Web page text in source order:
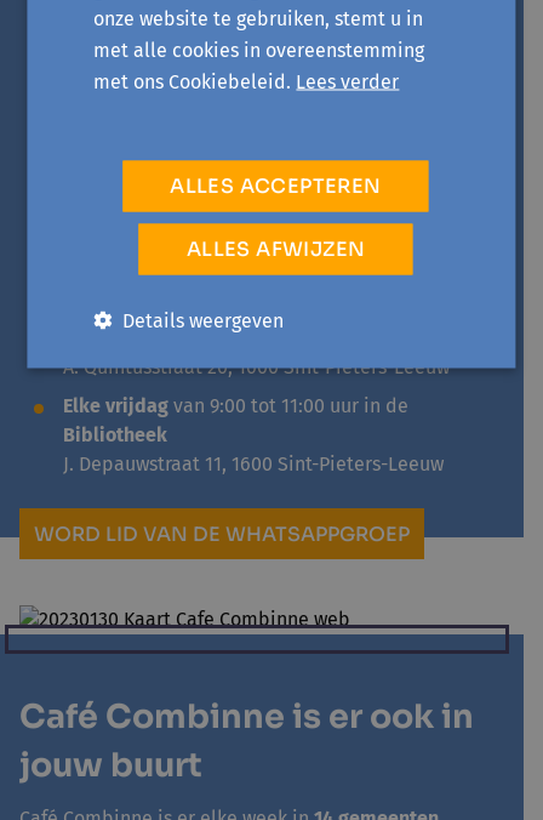
Elke maandagvan 19:00 tot 21:00 uur inLDC
Meander
Welzijnsweg 2, 1600 Sint-Pieters-Leeuw
Sint-Stevensstraat 62, 1600 Sint-Pieters-Leeuw
Elke woensdagvan 14:00 tot 16:00 uur inLDC ’t
Fabriekstraat 1A, 1601 Ruisbroek
Elke donderdag
van het Kind
A. Quintusstraat 20, 1600 Sint-Pieters-Leeuw
Elke vrijdag van 9:00 tot 11:00 uur in de
Bibliotheek
J. Depauwstraat 11, 1600 Sint-Pieters-Leeuw
WORD LID VAN DE WHATSAPPGROEP
Café Combinne is er ook in
jouw buurt
onze website te gebruiken, stemt u in
met alle cookies in overeenstemming
met ons Cookiebeleid. Lees verder
ALLES ACCEPTEREN
ALLES AFWIJZEN
Details weergeven